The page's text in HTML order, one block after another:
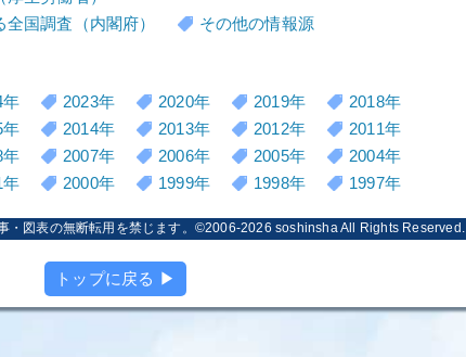
国調査（内閣府）
その他の情報源
年 2023年 2020年 2019年
2018年
年 2014年 2013年 2012年
2011年
年 2007年 2006年 2005年
2004年
年 2000年 1999年 1998年 1997年
・図表の無断転用を禁じます。©2006-2026 soshinshaAll Rights Reserved.
トップに戻る ▶